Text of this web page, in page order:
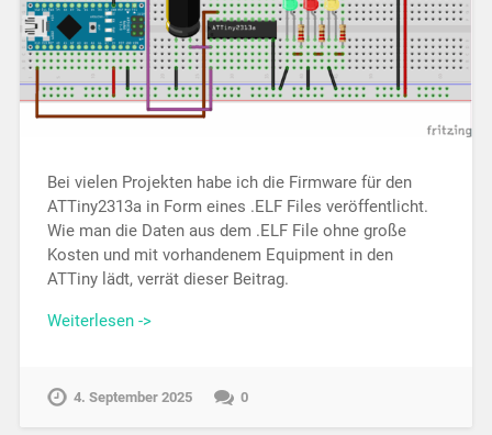
Bei vielen Projekten habe ich die Firmware für den
ATTiny2313a in Form eines .ELF Files veröffentlicht.
Wie man die Daten aus dem .ELF File ohne große
Kosten und mit vorhandenem Equipment in den
ATTiny lädt, verrät dieser Beitrag.
Weiterlesen ->
4. September 2025 0